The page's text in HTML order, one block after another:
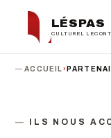
LÉSPAS
CULTUREL
ACCUEIL›
ILS NOUS